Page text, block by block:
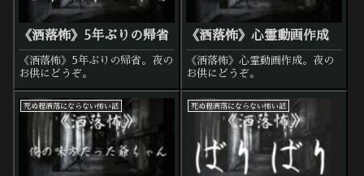
《洒落怖》5年ぶりの帰省
《洒落怖》5年ぶりの帰省。夜の
お供にどうぞ。
《洒落怖》心霊動画作成
《洒落怖》心霊動画作成。夜の
お供にどうぞ。
死ぬ程洒落にならない怖い話 死ぬ程洒落にならない怖い話